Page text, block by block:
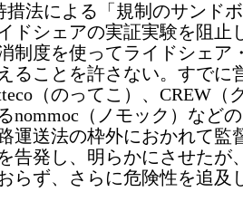
法による「規制のサンド
ドシェアの実証実験を阻止
制度を使ってライドシェア
ることを許さない。すでに
（のってこ）、CREW（
nommoc（ノモック）など
運送法の枠外におかれて監
告発し、明らかにさせたが
らず、さらに危険性を追及